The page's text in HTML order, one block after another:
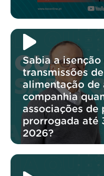
Sabia a
transmissões
alimentação de
companhia
associações de
prorrogada até
2026?